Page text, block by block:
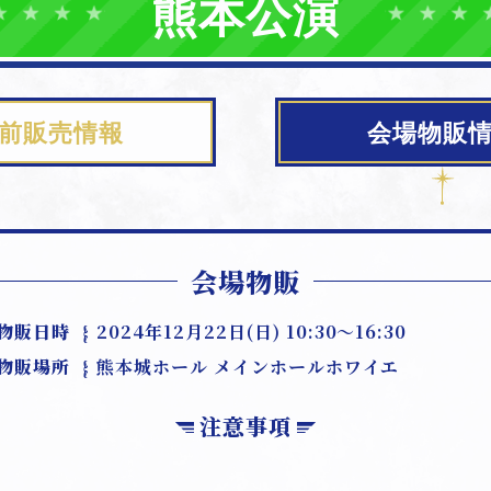
熊本公演
販売情報 会場物販
会場物販
販日時
2024年12月22日(日) 10:30～16:30
販場所
熊本城ホール メインホールホワイエ
注意事項